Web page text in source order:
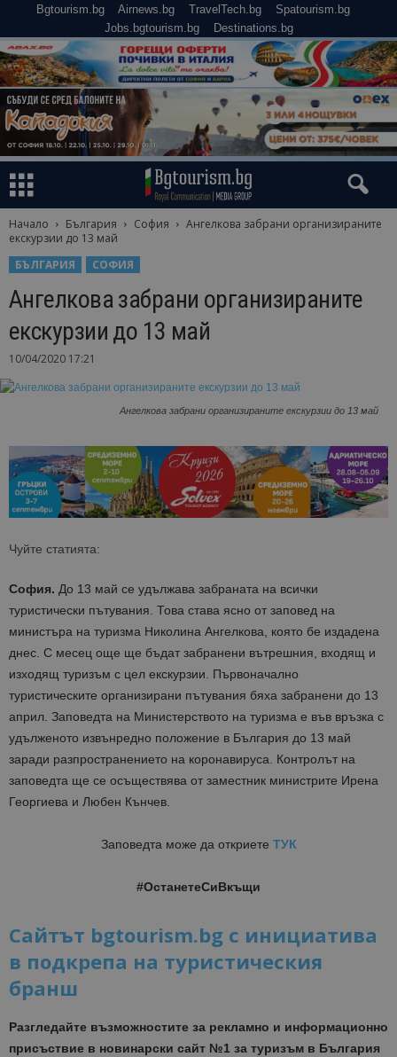
Bgtourism.bg Airnews.bg TravelTech.bg
Spatourism.bg
Jobs.bgtourism.bg
Destinations.bg
Начало България София
Ангелкова забрани организираните
екскурзии до 13 май
БЪЛГАРИЯ
СОФИЯ
Ангелкова забрани организираните
екскурзии до 13 май
10/04/2020 17:21
Ангелкова забрани организираните екскурзии до 13 май
Чуйте статията:
София. До 13 май се удължава забраната на всички
туристически пътувания. Това става ясно от заповед на
министъра на туризма Николина Ангелкова, която бе издадена
днес. С месец още ще бъдат забранени вътрешния, входящ и
изходящ туризъм с цел екскурзии. Първоначално
туристическите организирани пътувания бяха забранени до 13
април. Заповедта на Министерството на туризма е във връзка с
удълженото извънредно положение в България до 13 май
заради разпространението на коронавируса. Контролът на
заповедта ще се осъществява от заместник министрите Ирена
Георгиева и Любен Кънчев.
Заповедта може да откриете ТУК
#ОстанетеСиВкъщи
Сайтът bgtourism.bg с инициатива
в подкрепа на туристическия
бранш
Разгледайте възможностите за рекламно и информационно
присъствие в новинарски сайт №1 за туризъм в България